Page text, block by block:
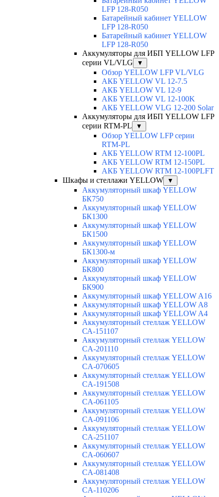
LFP 128-R050
Батарейный кабинет YELLOW
LFP 128-R050
Батарейный кабинет YELLOW
LFP 128-R050
Аккумуляторы для ИБП YELLOW LFP
серии VL/VLG
▼
Обзор YELLOW LFP VL/VLG
АКБ YELLOW VL 12-7.5
АКБ YELLOW VL 12-9
АКБ YELLOW VL 12-100K
АКБ YELLOW VLG 12-200 Solar
Аккумуляторы для ИБП YELLOW LFP
серии RTM-PL
▼
Обзор YELLOW LFP серии
RTM-PL
АКБ YELLOW RTM 12-100PL
АКБ YELLOW RTM 12-150PL
АКБ YELLOW RTM 12-100PLFT
Шкафы и стеллажи YELLOW
▼
Аккумуляторный шкаф YELLOW
БК750
Аккумуляторный шкаф YELLOW
БК1300
Аккумуляторный шкаф YELLOW
БК1500
Аккумуляторный шкаф YELLOW
БК1300-м
Аккумуляторный шкаф YELLOW
БК800
Аккумуляторный шкаф YELLOW
БК900
Аккумуляторный шкаф YELLOW A16
Аккумуляторный шкаф YELLOW A8
Аккумуляторный шкаф YELLOW A4
Аккумуляторный стеллаж YELLOW
СА-151107
Аккумуляторный стеллаж YELLOW
CA-201110
Аккумуляторный стеллаж YELLOW
CA-070605
Аккумуляторный стеллаж YELLOW
CA-191508
Аккумуляторный стеллаж YELLOW
CA-061105
Аккумуляторный стеллаж YELLOW
CA-091106
Аккумуляторный стеллаж YELLOW
CA-251107
Аккумуляторный стеллаж YELLOW
CA-060607
Аккумуляторный стеллаж YELLOW
CA-081408
Аккумуляторный стеллаж YELLOW
CA-110206